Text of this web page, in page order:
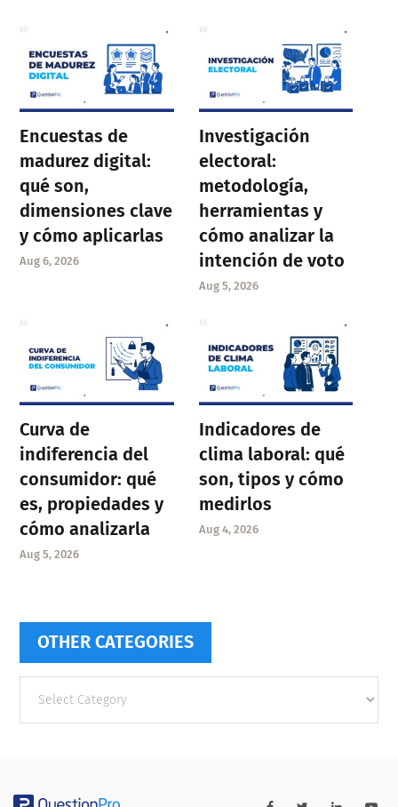
Encuestas de
madurez digital:
qué son,
dimensiones clave
y cómo aplicarlas
Aug 6, 2026
Investigación
electoral:
metodología,
herramientas y
cómo analizar la
intención de voto
Aug 5, 2026
Curva de
indiferencia del
consumidor: qué
es, propiedades y
cómo analizarla
Aug 5, 2026
Indicadores de
clima laboral: qué
son, tipos y cómo
medirlos
Aug 4, 2026
OTHER CATEGORIES
categories